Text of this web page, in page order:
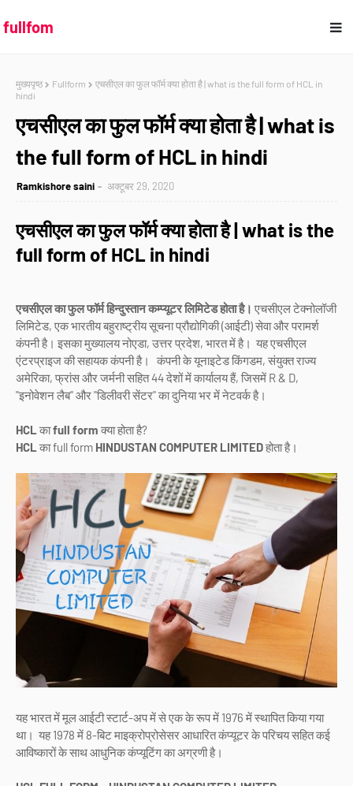
fullfom
मुख्यपृष्ठ Fullform
एचसीएल का फुल फॉर्म क्या होता है | what is the full form of HCL in
hindi
एचसीएल का फुल फॉर्म क्या होता है | what is
the full form of HCL in hindi
Ramkishore saini अक्टूबर 29, 2020
एचसीएल का फुल फॉर्म क्या होता है | what is the
full form of HCL in hindi
एचसीएल का फुल फॉर्म हिन्दुस्तान कम्प्यूटर लिमिटेड होता है। एचसीएल टेक्नोलॉजी
लिमिटेड, एक भारतीय बहुराष्ट्रीय सूचना प्रौद्योगिकी (आईटी) सेवा और परामर्श
कंपनी है। इसका मुख्यालय नोएडा, उत्तर प्रदेश, भारत में है। यह एचसीएल
एंटरप्राइज की सहायक कंपनी है। कंपनी के यूनाइटेड किंगडम, संयुक्त राज्य
अमेरिका, फ्रांस और जर्मनी सहित 44 देशों में कार्यालय हैं, जिसमें R & D,
"इनोवेशन लैब" और "डिलीवरी सेंटर" का दुनिया भर में नेटवर्क है।
HCL काfull form क्या होता है?
HCL का full form HINDUSTAN COMPUTER LIMITEDहोता है।
यह भारत में मूल आईटी स्टार्ट-अप में से एक के रूप में 1976 में स्थापित किया गया
था। यह 1978 में 8-बिट माइक्रोप्रोसेसर आधारित कंप्यूटर के परिचय सहित कई
आविष्कारों के साथ आधुनिक कंप्यूटिंग का अग्रणी है।